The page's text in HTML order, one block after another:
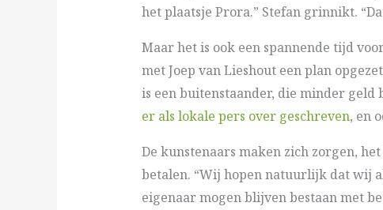
het plaatsje Prora.” Stefan grinnikt.
Maar het is ook een spannende tijd
met Joep van Lieshout een plan
is een buitenstaander, die minder geld
er als lokale pers over geschreven, en
De kunstenaars maken zich zorgen,
betalen. “Wij hopen natuurlijk dat wij
eigenaar mogen blijven bestaan met